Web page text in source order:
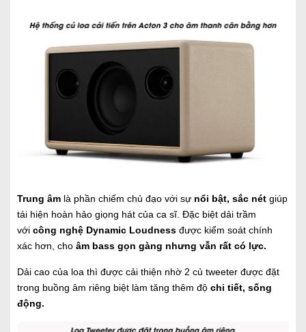
Trung âm là phần chiếm chủ đạo với sự nổi bật, sắc nét giúp
tái hiện hoàn hảo giọng hát của ca sĩ. Đặc biệt dải trầm
với công nghệ Dynamic Loudness được kiểm soát chính
xác hơn, cho âm bass gọn gàng nhưng vẫn rất có lực.
Dải cao của loa thì được cải thiện nhờ 2 củ tweeter được đặt
trong buồng âm riêng biệt làm tăng thêm độ chi tiết, sống
động.